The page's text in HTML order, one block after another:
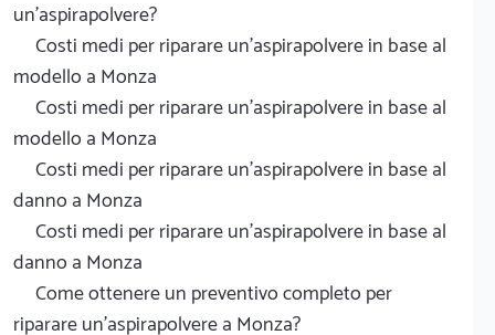
un'aspirapolvere?
Costi medi per riparare un'aspirapolvere in base al
modello a Monza
Costi medi per riparare un'aspirapolvere in base al
modello a Monza
Costi medi per riparare un'aspirapolvere in base al
danno a Monza
Costi medi per riparare un'aspirapolvere in base al
danno a Monza
Come ottenere un preventivo completo per
riparare un'aspirapolvere a Monza?